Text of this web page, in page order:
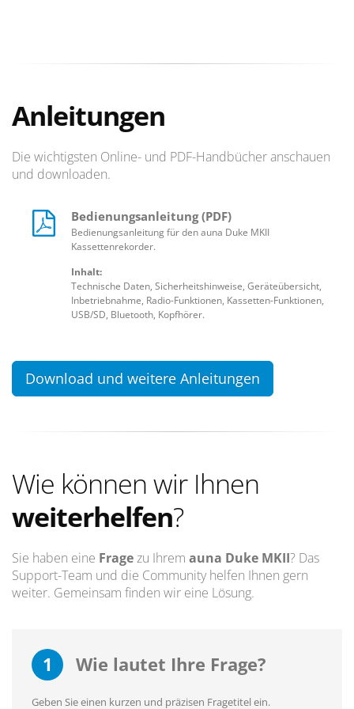
Anleitungen
Die wichtigsten Online- und PDF-Handbücher anschauen
und downloaden.
Bedienungsanleitung (PDF)
Bedienungsanleitung für den auna Duke MKII
Kassettenrekorder.
Inhalt:
Technische Daten, Sicherheitshinweise, Geräteübersicht,
Inbetriebnahme, Radio-Funktionen, Kassetten-Funktionen,
USB/SD, Bluetooth, Kopfhörer.
Download und weitere Anleitungen
Wie können wir Ihnen
weiterhelfen?
Sie haben eine Fragezu Ihrem auna Duke MKII? Das
Support-Team und die Community helfen Ihnen gern
weiter. Gemeinsam finden wir eine Lösung.
1 Wie lautet Ihre Frage?
Geben Sie einen kurzen und präzisen Fragetitel ein.